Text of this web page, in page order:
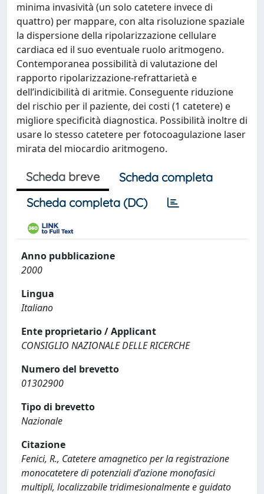
minima invasività (un solo catetere invece di
quattro) per mappare, con alta risoluzione spaziale
la dispersione della ripolarizzazione cellulare
cardiaca ed il suo eventuale ruolo aritmogeno.
Contemporanea possibilità di valutazione del
rapporto ripolarizzazione-refrattarietà e
dell’indicibilità di aritmie. Conseguente riduzione
del rischio per il paziente, dei costi (1 catetere) e
migliore specificità diagnostica. Possibilità inoltre di
usare lo stesso catetere per fotocoagulazione laser
mirata del miocardio aritmogeno.
Scheda breve
Scheda completa
Scheda completa (DC)
Anno pubblicazione
2000
Lingua
Italiano
Ente proprietario / Applicant
CONSIGLIO NAZIONALE DELLE RICERCHE
Numero del brevetto
01302900
Tipo di brevetto
Nazionale
Citazione
Fenici, R., Catetere amagnetico per la registrazione
monocatetere di potenziali d'azione monofasici
multipli, localizzabile tridimesionalmente e guidato